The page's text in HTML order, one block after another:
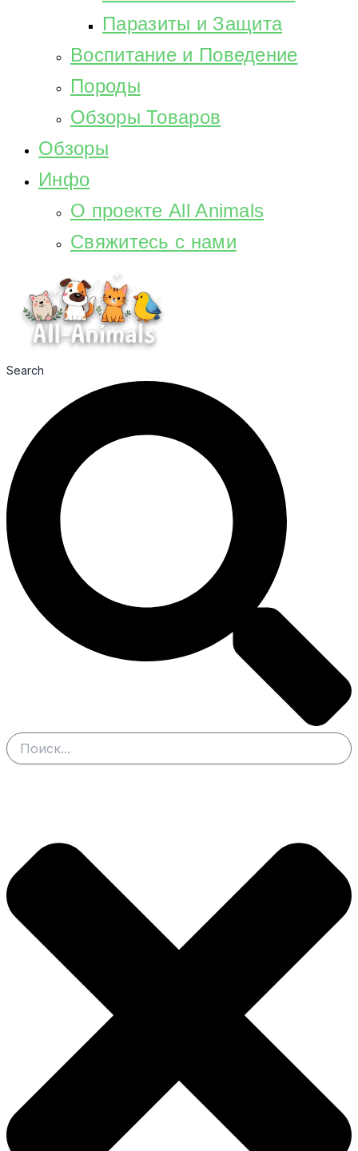
Паразиты и Защита
Воспитание и Поведение
Породы
Обзоры Товаров
Обзоры
Инфо
О проекте All Animals
Свяжитесь с нами
Search